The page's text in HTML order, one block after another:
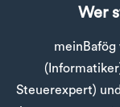
Wer
meinBafög
Steuerexpert)